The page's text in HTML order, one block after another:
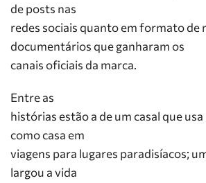
de posts nas
redes sociais quanto em formato de
documentários que ganharam os
canais oficiais da marca.
Entre as
histórias estão a de um casal que
como casa em
viagens para lugares paradisíacos;
largou a vida